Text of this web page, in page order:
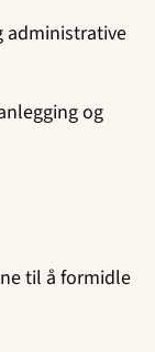
administrative
og
til å formidle